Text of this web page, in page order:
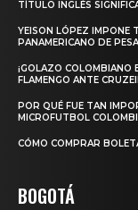
TÍTULO INGLÉS
YEISON LÓPEZ IMPONE
PANAMERICANO DE
¡GOLAZO COLOMBIANO
FLAMENGO ANTE
POR QUÉ FUE TAN
MICROFUTBOL
CÓMO COMPRAR
BOGOTÁ